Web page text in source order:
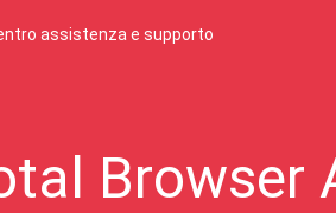
assistenza e supporto
Browser